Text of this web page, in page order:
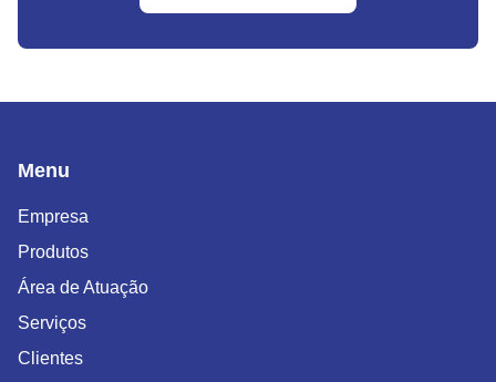
Menu
Empresa
Produtos
Área de Atuação
Serviços
Clientes